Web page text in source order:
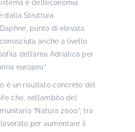
e dell’economia
dalla Struttura
punto di elevata
anche a livello
dell’area Adriatica per
europea”.
è un risultato concreto del
che, nell’ambito del
“Natura 2000”, tra
lavorato per aumentare il